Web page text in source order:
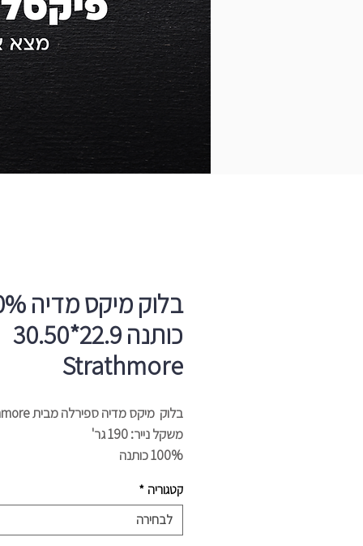
בלוק
כותנה 22.9*30.50
Strathmore
בלוק מיקס מדיה ספירלה מבית Strathmore,
משקל נייר: 190 גר'
100% כותנה
דפים: 34
קטגוריה *
לבחירה